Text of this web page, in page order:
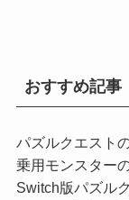
おすすめ記事
パズルクエスト
乗用モンスター
Switch版パズル